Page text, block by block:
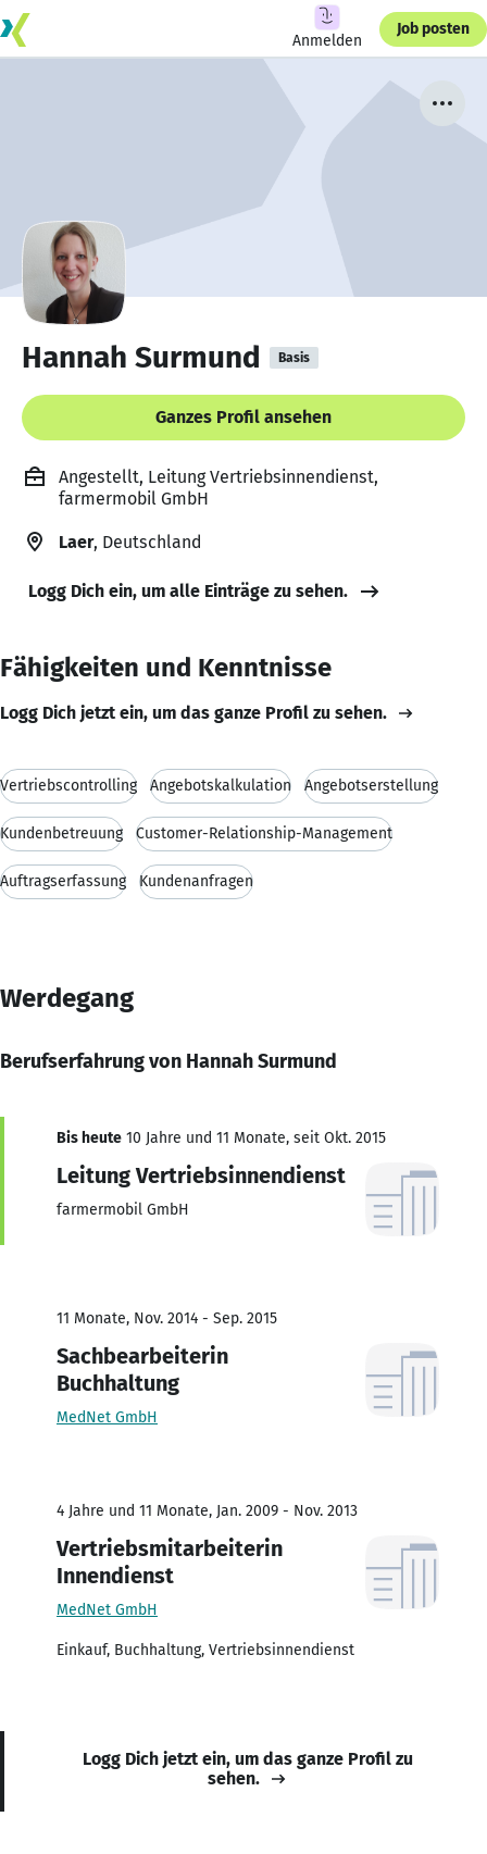
Anmelden
Job posten
Hannah Surmund Basis
Ganzes Profil ansehen
Angestellt, Leitung Vertriebsinnendienst,
farmermobil GmbH
Laer, Deutschland
Logg Dich ein, um alle Einträge zu sehen.
Fähigkeiten und Kenntnisse
Logg Dich jetzt ein, um das ganze Profil zu sehen.
Vertriebscontrolling Angebotskalkulation Angebotserstellung
Kundenbetreuung Customer-Relationship-Management
Auftragserfassung Kundenanfragen
Werdegang
Berufserfahrung von Hannah Surmund
Bis heute 10 Jahre und 11 Monate, seit Okt. 2015
Leitung Vertriebsinnendienst
farmermobil GmbH
11 Monate, Nov. 2014 - Sep. 2015
Sachbearbeiterin
Buchhaltung
MedNet GmbH
4 Jahre und 11 Monate, Jan. 2009 - Nov. 2013
Vertriebsmitarbeiterin
Innendienst
MedNet GmbH
Einkauf, Buchhaltung, Vertriebsinnendienst
Logg Dich jetzt ein, um das ganze Profil zu
sehen.